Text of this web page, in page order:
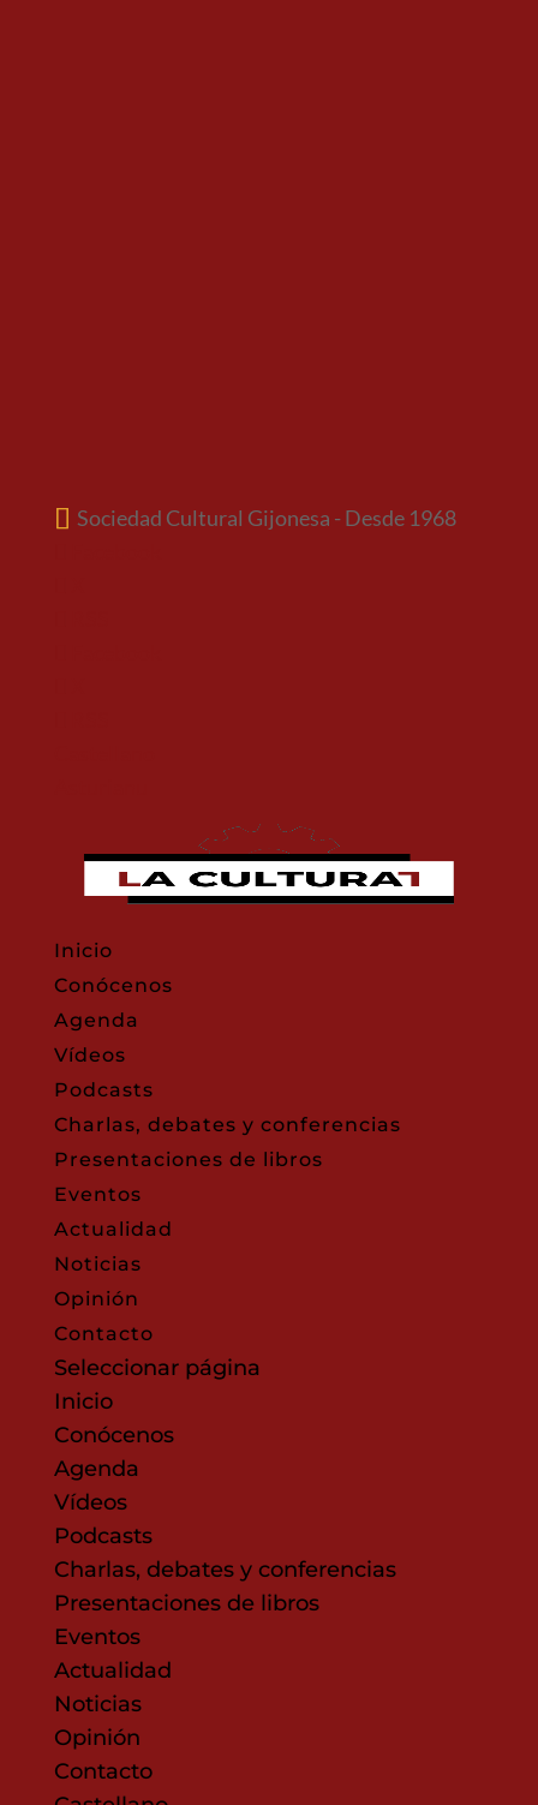
Sociedad Cultural Gijonesa - Desde 1968
Inicio
Conócenos
Agenda
Vídeos
Podcasts
Charlas, debates y conferencias
Presentaciones de libros
Eventos
Actualidad
Noticias
Opinión
Contacto
Seleccionar página
Inicio
Conócenos
Agenda
Vídeos
Podcasts
Charlas, debates y conferencias
Presentaciones de libros
Eventos
Actualidad
Noticias
Opinión
Contacto